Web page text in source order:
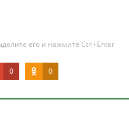
его и нажмите Ctrl+Enter
0 0